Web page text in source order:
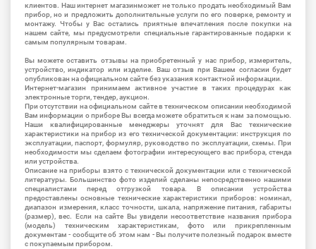
клиентов. Наш интернет магазинможет не только продать необходимый Вам
прибор, но и предложить дополнительные услуги по его поверке, ремонту и
монтажу. Чтобы у Вас остались приятные впечатления после покупки на
нашем сайте, мы предусмотрели специальные гарантированные подарки к
самым популярным товарам.
Вы можете оставить отзывы на приобретенный у нас прибор, измеритель,
устройство, индикатор или изделие. Ваш отзыв при Вашем согласии будет
опубликован на официальном сайте без указания контактной информации.
Интернет-магазин принимаем активное участие в таких процедурах как
электронные торги, тендер, аукцион.
При отсутствии на официальном сайте в техническом описании необходимой
Вам информации о приборе Вы всегда можете обратиться к нам за помощью.
Наши квалифицированные менеджеры уточнят для Вас технические
характеристики на прибор из его технической документации: инструкция по
эксплуатации, паспорт, формуляр, руководство по эксплуатации, схемы. При
необходимости мы сделаем фотографии интересующего вас прибора, стенда
или устройства.
Описание на приборы взято с технической документации или с технической
литературы. Большинство фото изделий сделаны непосредственно нашими
специалистами перед отгрузкой товара. В описании устройства
предоставлены основные технические характеристики приборов: номинал,
диапазон измерения, класс точности, шкала, напряжение питания, габариты
(размер), вес. Если на сайте Вы увидели несоответствие названия прибора
(модель) техническим характеристикам, фото или прикрепленным
документам - сообщите об этом нам - Вы получите полезный подарок вместе
с покупаемым прибором.